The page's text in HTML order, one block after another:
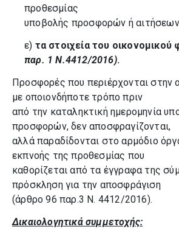
προθεσμίας
υποβολής προσφορών ή
ε) τα στοιχεία του
παρ. 1 Ν.4412/2016).
Προσφορές που περιέρχονται στην
με οποιονδήποτε τρόπο πριν
από την καταληκτική ημερομηνία
προσφορών, δεν αποσφραγίζονται,
αλλά παραδίδονται στο αρμόδιο
εκπνοής της προθεσμίας που
καθορίζεται από τα έγγραφα της
πρόσκληση για την αποσφράγιση
(άρθρο 96 παρ.3 Ν. 4412/2016).
Δικαιολογητικά συμμετοχής: